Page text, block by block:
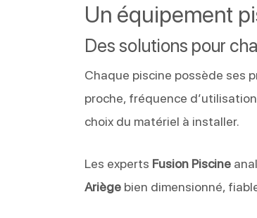
Un équipement
Des solutions pour
Chaque piscine possède ses
proche, fréquence
choix du matériel à installer.
Les experts Fusion Piscine
Ariège bien dimensionné,